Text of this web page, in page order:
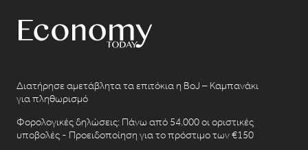
Διατήρησε αμετάβλητα τα επιτόκια η BoJ – Καμπανάκι
για πληθωρισμό
Φορολογικές δηλώσεις: Πάνω από 54.000 οι οριστικές
υποβολές - Προειδοποίηση για το πρόστιμο των €150